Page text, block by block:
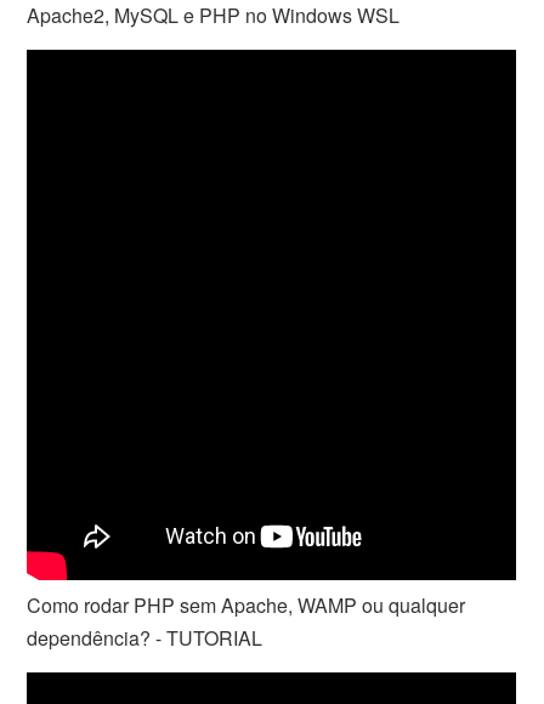
Apache2, MySQL e PHP no Windows WSL
Como rodar PHP sem Apache, WAMP ou qualquer
dependência? - TUTORIAL